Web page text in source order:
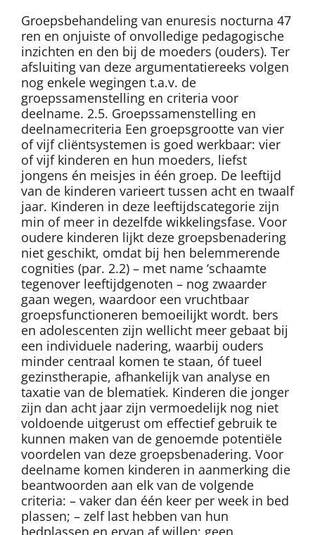
Groepsbehandeling van enuresis nocturna 47
ren en onjuiste of onvolledige pedagogische
inzichten en den bij de moeders (ouders). Ter
afsluiting van deze argumentatiereeks volgen
nog enkele wegingen t.a.v. de
groepssamenstelling en criteria voor
deelname. 2.5. Groepssamenstelling en
deelnamecriteria Een groepsgrootte van vier
of vijf cliëntsystemen is goed werkbaar: vier
of vijf kinderen en hun moeders, liefst
jongens én meisjes in één groep. De leeftijd
van de kinderen varieert tussen acht en twaalf
jaar. Kinderen in deze leeftijdscategorie zijn
min of meer in dezelfde wikkelingsfase. Voor
oudere kinderen lijkt deze groepsbenadering
niet geschikt, omdat bij hen belemmerende
cognities (par. 2.2) – met name ‘schaamte
tegenover leeftijdgenoten – nog zwaarder
gaan wegen, waardoor een vruchtbaar
groepsfunctioneren bemoeilijkt wordt. bers
en adolescenten zijn wellicht meer gebaat bij
een individuele nadering, waarbij ouders
minder centraal komen te staan, óf tueel
gezinstherapie, afhankelijk van analyse en
taxatie van de blematiek. Kinderen die jonger
zijn dan acht jaar zijn vermoedelijk nog niet
voldoende uitgerust om effectief gebruik te
kunnen maken van de genoemde potentiële
voordelen van deze groepsbenadering. Voor
deelname komen kinderen in aanmerking die
beantwoorden aan elk van de volgende
criteria: – vaker dan één keer per week in bed
plassen; – zelf last hebben van hun
bedplassen en ervan af willen; geen